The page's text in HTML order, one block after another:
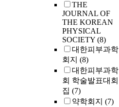
THE
JOURNAL OF
THE KOREAN
PHYSICAL
SOCIETY (8)
대한피부과학
회지 (8)
대한피부과학
회 학술발표대회
집 (7)
약학회지 (7)